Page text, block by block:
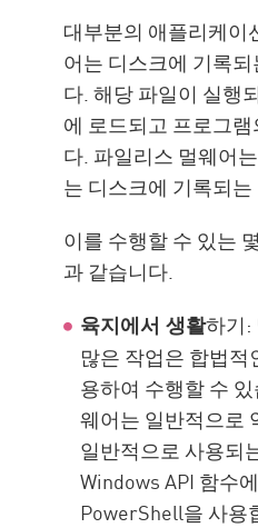
탐지 및 보호
Check Point
대부분의 애플리케이
어는 디스크에 기록
다. 해당 파일이 실행
에 로드되고 프로그
다. 파일리스 멀웨어
는 디스크에 기록되
이를 수행할 수 있는
과 같습니다.
육지에서 생활하기:
많은 작업은 합법
용하여 수행할 수
웨어는 일반적으로
일반적으로 사용되
Windows API 함수
PowerShell을 사용